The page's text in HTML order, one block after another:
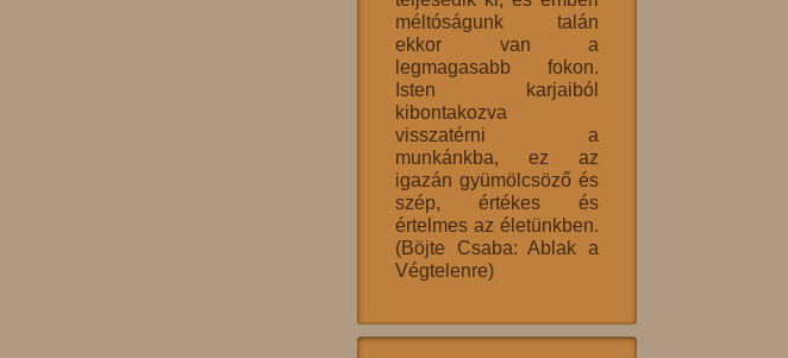
méltóságunk talán
ekkor van a
legmagasabb fokon.
Isten karjaiból
kibontakozva
visszatérni a
munkánkba, ez az
igazán gyümölcsöző és
szép, értékes és
értelmes az életünkben.
(Böjte Csaba: Ablak a
Végtelenre)